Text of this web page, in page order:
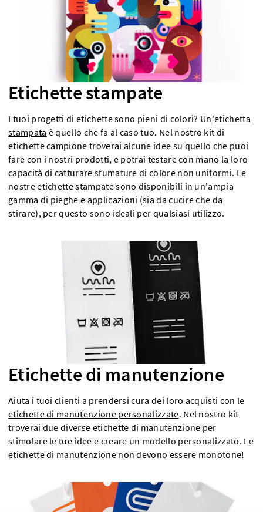
Etichette stampate
I tuoi progetti di etichette sono pieni di colori? Un'etichetta
stampata è quello che fa al caso tuo. Nel nostro kit di
etichette campione troverai alcune idee su quello che puoi
fare con i nostri prodotti, e potrai testare con mano la loro
capacità di catturare sfumature di colore non uniformi. Le
nostre etichette stampate sono disponibili in un'ampia
gamma di pieghe e applicazioni (sia da cucire che da
stirare), per questo sono ideali per qualsiasi utilizzo.
Etichette di manutenzione
Aiuta i tuoi clienti a prendersi cura dei loro acquisti con le
etichette di manutenzione personalizzate. Nel nostro kit
troverai due diverse etichette di manutenzione per
stimolare le tue idee e creare un modello personalizzato. Le
etichette di manutenzione non devono essere monotone!